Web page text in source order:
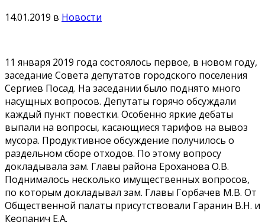
14.01.2019 в Новости
11 января 2019 года состоялось первое, в новом году,
заседание Совета депутатов городского поселения
Сергиев Посад. На заседании было поднято много
насущных вопросов. Депутаты горячо обсуждали
каждый пункт повестки. Особенно яркие дебаты
выпали на вопросы, касающиеся тарифов на вывоз
мусора. Продуктивное обсуждение получилось о
раздельном сборе отходов. По этому вопросу
докладывала зам. Главы района Ероханова О.В.
Поднималось несколько имущественных вопросов,
по которым докладывал зам. Главы Горбачев М.В. От
Общественной палаты присутствовали Гаранин В.Н. и
Кеопанич Е.А.